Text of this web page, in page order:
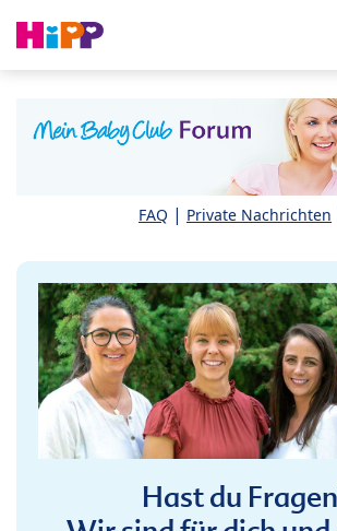
FAQ | Private Nachrichten
Hast du